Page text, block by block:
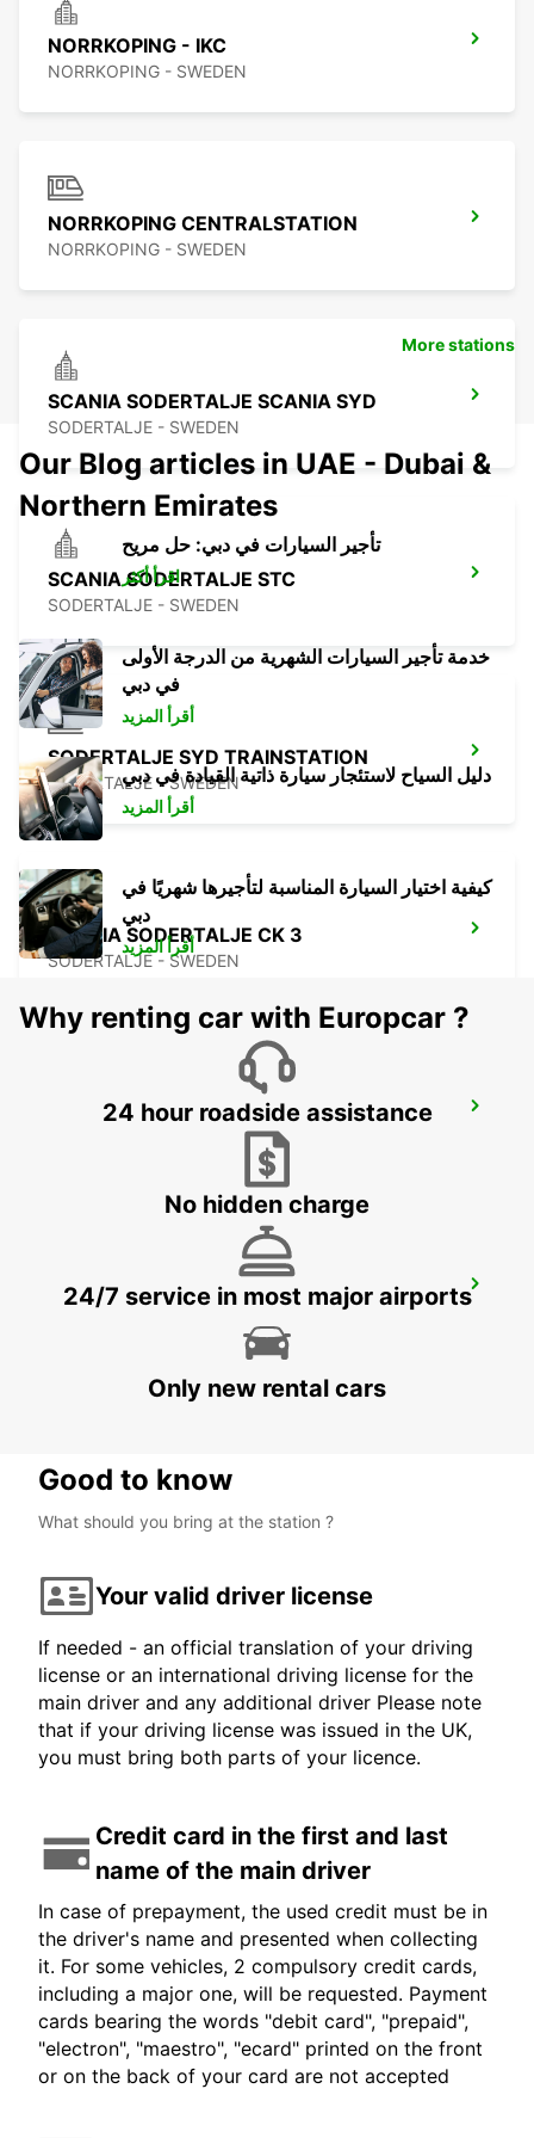
NORRKOPING - IKC
NORRKOPING - SWEDEN
NORRKOPING CENTRALSTATION
NORRKOPING - SWEDEN
SCANIA SODERTALJE SCANIA SYD
SODERTALJE - SWEDEN
SCANIA SODERTALJE STC
SODERTALJE - SWEDEN
SODERTALJE SYD TRAINSTATION
SODERTALJE - SWEDEN
SCANIA SODERTALJE CK 3
SODERTALJE - SWEDEN
SCANIA SODERTALJE BYGGNAD 210
SCANIA SODERTALJE BYGGNAD 150
More stations
Our Blog articles in UAE - Dubai &
Northern Emirates
تأجير السيارات في دبي: حل مريح
اقرأ أكثر
خدمة تأجير السيارات الشهرية من الدرجة الأولى
في دبي
أقرأ المزيد
دليل السياح لاستئجار سيارة ذاتية القيادة في دبي
أقرأ المزيد
كيفية اختيار السيارة المناسبة لتأجيرها شهريًا في
دبي
أقرأ المزيد
Why renting car with Europcar ?
24 hour roadside assistance
No hidden charge
24/7 service in most major airports
Only new rental cars
Good to know
What should you bring at the station ?
Your valid driver license
If needed - an official translation of your driving
license or an international driving license for the
main driver and any additional driver Please note
that if your driving license was issued in the UK,
you must bring both parts of your licence.
Credit card in the first and last
name of the main driver
In case of prepayment, the used credit must be in
the driver's name and presented when collecting
it. For some vehicles, 2 compulsory credit cards,
including a major one, will be requested. Payment
cards bearing the words "debit card", "prepaid",
"electron", "maestro", "ecard" printed on the front
or on the back of your card are not accepted